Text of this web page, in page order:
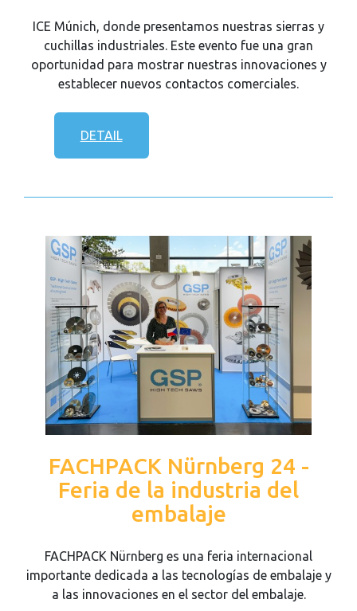
ICE Múnich, donde presentamos nuestras sierras y
cuchillas industriales. Este evento fue una gran
oportunidad para mostrar nuestras innovaciones y
establecer nuevos contactos comerciales.
DETAIL
FACHPACK Nürnberg 24 -
Feria de la industria del
embalaje
FACHPACK Nürnberg es una feria internacional
importante dedicada a las tecnologías de embalaje y
a las innovaciones en el sector del embalaje.